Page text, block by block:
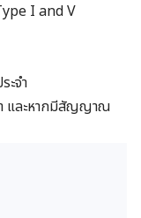
I and V
ะจำ
และหากมีสัญญาณ